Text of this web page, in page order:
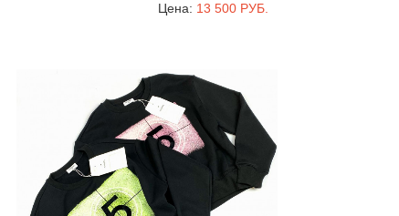
Цена: 13 500 РУБ.